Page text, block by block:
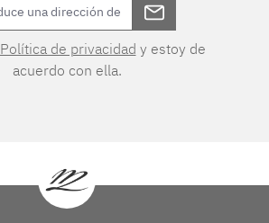
Política de privacidad y estoy de
acuerdo con ella.